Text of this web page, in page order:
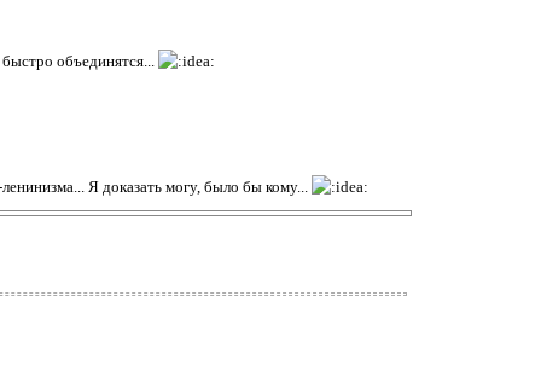
объединятся...
Я доказать могу, было бы кому...